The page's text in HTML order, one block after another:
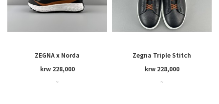
ZEGNA x Norda
krw 228,000
~
Zegna Triple Stitch
krw 228,000
~